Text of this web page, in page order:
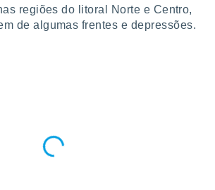
regiões do litoral Norte e Centro,
de algumas frentes e depressões.